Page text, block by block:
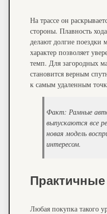
На трассе он
стороны. Плавность
делают долгие поездки
характер позволяет
темп. Для загородных
становится верным
к самым удаленным
Факт: Рамные
выпускаются все
новая модель
интересом.
Любая покупка такого